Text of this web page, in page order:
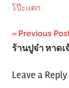
โป๊ะแตก
Post
Previous
ร้านปูจ๋า หาดเ
Leave a Reply